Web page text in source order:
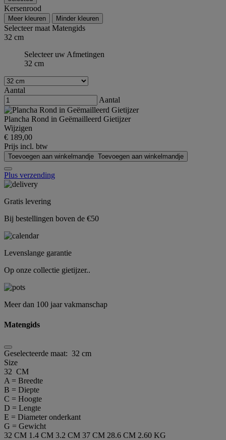
Kersenrood
Meer kleuren Minder kleuren
Selecteer maatMatengids
32 cm
Selecteer uw Afmetingen
32 cm
Aantal
Aantal
Plancha Rond in Geëmailleerd Gietijzer
Wijzigen
€ 189,00
Prijs incl. btw
Toevoegen aan winkelmandje Toevoegen aan winkelmandje
Plus verzending
Gratis levering
Bij bestellingen boven de €50
Levenslange garantie
Op onze collectie gietijzer..
Meer dan 100 jaar vakmanschap
Matengids
Geselecteerde maat: 32 cm
Size
32 CM
A = Breedte
B = Diepte
C = Hoogte
D = Lengte
E = Diameter onderkant
G = Gewicht
32 CM 1.4 CM 3.2 CM 37 CM 28.6 CM 2.60 KG